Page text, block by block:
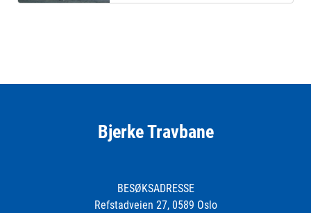
Bjerke Travbane
BESØKSADRESSE
Refstadveien 27, 0589 Oslo